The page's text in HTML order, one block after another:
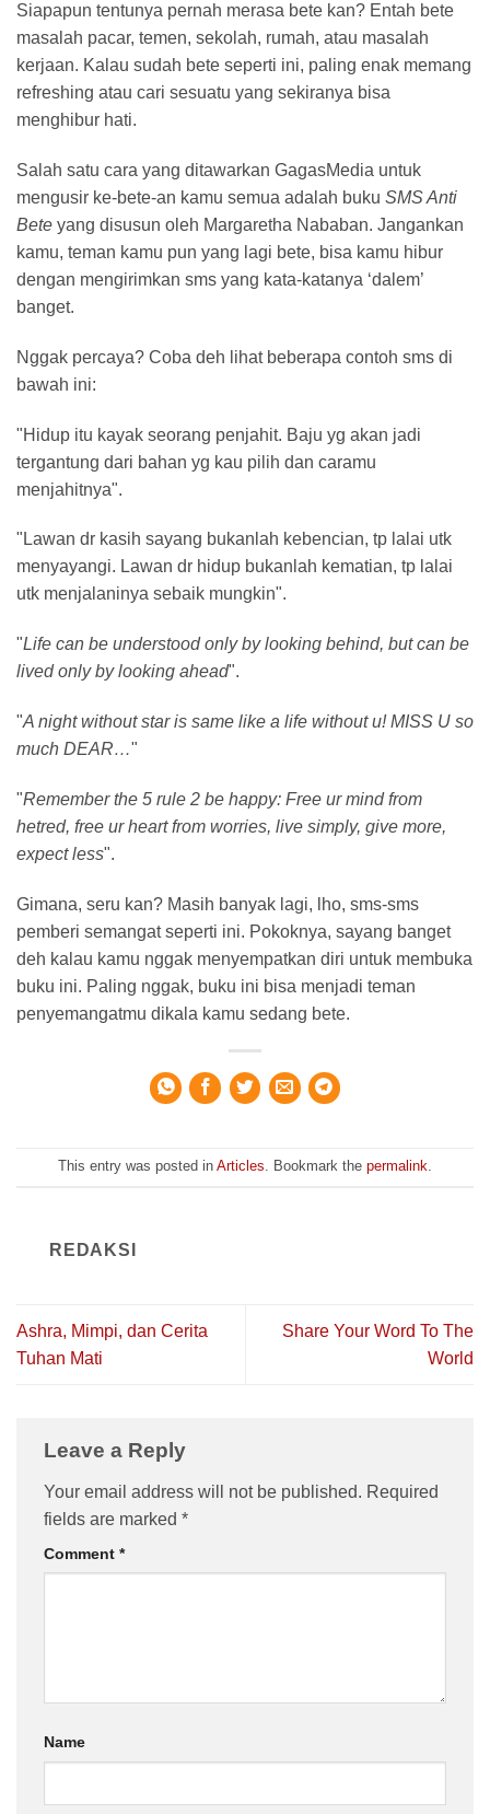
Siapapun tentunya pernah merasa bete kan? Entah bete
masalah pacar, temen, sekolah, rumah, atau masalah
kerjaan. Kalau sudah bete seperti ini, paling enak memang
refreshing atau cari sesuatu yang sekiranya bisa
menghibur hati.
Salah satu cara yang ditawarkan GagasMedia untuk
mengusir ke-bete-an kamu semua adalah buku SMS Anti
Bete yang disusun oleh Margaretha Nababan. Jangankan
kamu, teman kamu pun yang lagi bete, bisa kamu hibur
dengan mengirimkan sms yang kata-katanya ‘dalem’
banget.
Nggak percaya? Coba deh lihat beberapa contoh sms di
bawah ini:
"Hidup itu kayak seorang penjahit. Baju yg akan jadi
tergantung dari bahan yg kau pilih dan caramu
menjahitnya".
"Lawan dr kasih sayang bukanlah kebencian, tp lalai utk
menyayangi. Lawan dr hidup bukanlah kematian, tp lalai
utk menjalaninya sebaik mungkin".
"Life can be understood only by looking behind, but can be
lived only by looking ahead".
"A night without star is same like a life without u! MISS U so
much DEAR…"
"Remember the 5 rule 2 be happy: Free ur mind from
hetred, free ur heart from worries, live simply, give more,
expect less".
Gimana, seru kan? Masih banyak lagi, lho, sms-sms
pemberi semangat seperti ini. Pokoknya, sayang banget
deh kalau kamu nggak menyempatkan diri untuk membuka
buku ini. Paling nggak, buku ini bisa menjadi teman
penyemangatmu dikala kamu sedang bete.
This entry was posted in Articles. Bookmark the permalink.
REDAKSI
Ashra, Mimpi, dan Cerita
Tuhan Mati
Share Your Word To The
World
Leave a Reply
Your email address will not be published. Required
fields are marked *
Comment *
Name